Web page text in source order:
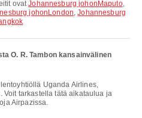
ovatJohannesburg johonMaputo,
johonLondon,Johannesburg
O. R. Tambon kansainvälinen
Voit tarkastella tätä aikataulua ja
Airpazissa.